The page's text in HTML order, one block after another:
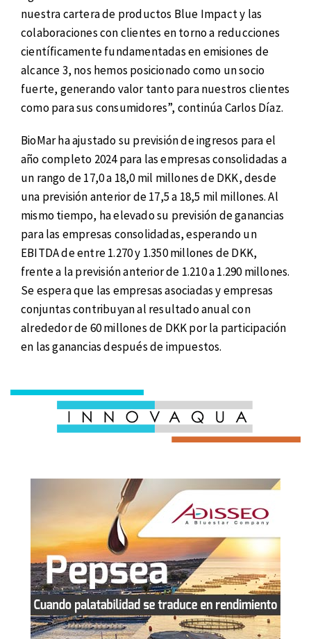
nuestra cartera de productos Blue Impact y las
colaboraciones con clientes en torno a reducciones
científicamente fundamentadas en emisiones de
alcance 3, nos hemos posicionado como un socio
fuerte, generando valor tanto para nuestros clientes
como para sus consumidores”, continúa Carlos Díaz.
BioMar ha ajustado su previsión de ingresos para el
año completo 2024 para las empresas consolidadas a
un rango de 17,0 a 18,0 mil millones de DKK, desde
una previsión anterior de 17,5 a 18,5 mil millones. Al
mismo tiempo, ha elevado su previsión de ganancias
para las empresas consolidadas, esperando un
EBITDA de entre 1.270 y 1.350 millones de DKK,
frente a la previsión anterior de 1.210 a 1.290 millones.
Se espera que las empresas asociadas y empresas
conjuntas contribuyan al resultado anual con
alrededor de 60 millones de DKK por la participación
en las ganancias después de impuestos.